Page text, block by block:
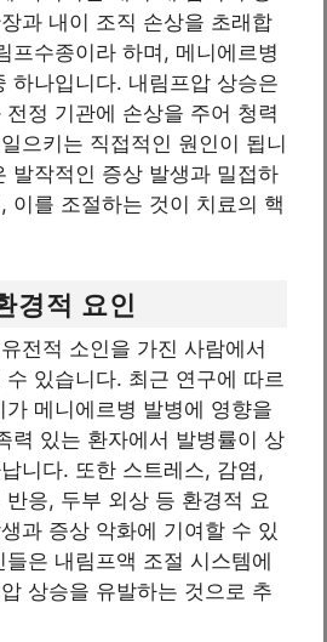
과 내이 조직 손상을 초래합
프수종이라 하며, 메니에르병
하나입니다. 내림프압 상승은
정 기관에 손상을 주어 청력
으키는 직접적인 원인이 됩니
발작적인 증상 발생과 밀접하
이를 조절하는 것이 치료의 핵
경적 요인
전적 소인을 가진 사람에서
있습니다. 최근 연구에 따르
메니에르병 발병에 영향을
력 있는 환자에서 발병률이 상
니다. 또한 스트레스, 감염,
응, 두부 외상 등 환경적 요
과 증상 악화에 기여할 수 있
은 내림프액 조절 시스템에
상승을 유발하는 것으로 추